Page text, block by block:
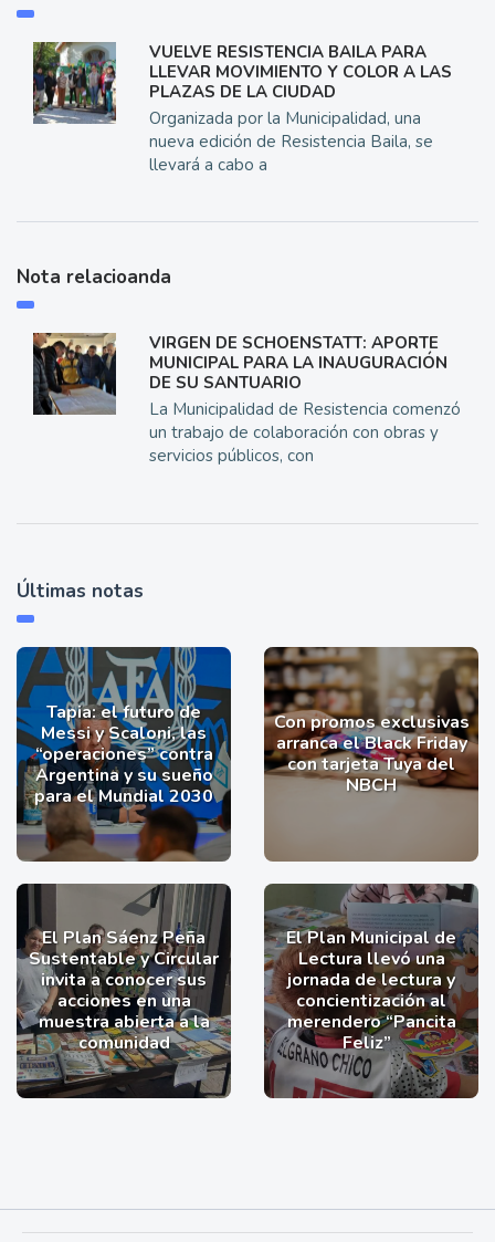
VUELVE RESISTENCIA BAILA PARA
LLEVAR MOVIMIENTO Y COLOR A LAS
PLAZAS DE LA CIUDAD
Organizada por la Municipalidad, una
nueva edición de Resistencia Baila, se
llevará a cabo a
Nota relacioanda
VIRGEN DE SCHOENSTATT: APORTE
MUNICIPAL PARA LA INAUGURACIÓN
DE SU SANTUARIO
La Municipalidad de Resistencia comenzó
un trabajo de colaboración con obras y
servicios públicos, con
Últimas notas
Tapia: el futuro de
Messi y Scaloni, las
“operaciones” contra
Argentina y su sueño
para el Mundial 2030
Con promos exclusivas
arranca el Black Friday
con tarjeta Tuya del
NBCH
El Plan Sáenz Peña
Sustentable y Circular
invita a conocer sus
acciones en una
muestra abierta a la
comunidad
El Plan Municipal de
Lectura llevó una
jornada de lectura y
concientización al
merendero “Pancita
Feliz”